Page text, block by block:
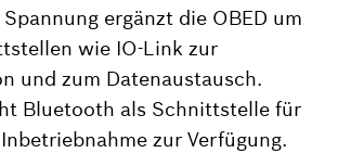
ergänzt die OBED um
wie IO-Link zur
und zum Datenaustausch.
Bluetooth als Schnittstelle für
zur Verfügung.